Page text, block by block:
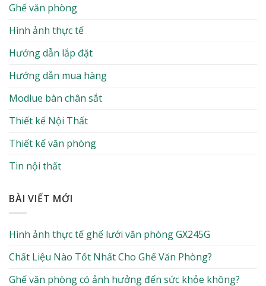
Ghế văn phòng
Hình ảnh thực tế
Hướng dẫn lắp đặt
Hướng dẫn mua hàng
Modlue bàn chân sắt
Thiết kế Nội Thất
Thiết kế văn phòng
Tin nội thất
BÀI VIẾT MỚI
Hình ảnh thực tế ghế lưới văn phòng GX245G
Chất Liệu Nào Tốt Nhất Cho Ghế Văn Phòng?
Ghế văn phòng có ảnh hưởng đến sức khỏe không?